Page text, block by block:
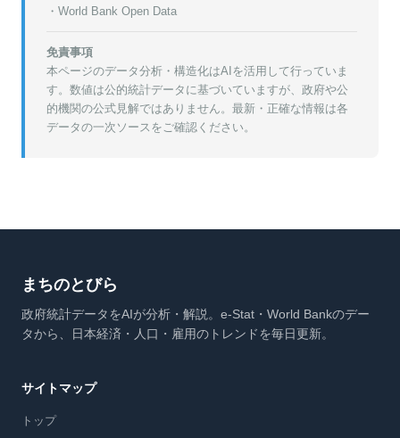
・World Bank Open Data
免責事項
本ページのデータ分析・構造化はAIを活用して行っていま
す。数値は公的統計データに基づいていますが、政府や公
的機関の公式見解ではありません。最新・正確な情報は各
データの一次ソースをご確認ください。
まちのとびら
政府統計データをAIが分析・解説。e-Stat・World Bankのデー
タから、日本経済・人口・雇用のトレンドを毎日更新。
サイトマップ
トップ